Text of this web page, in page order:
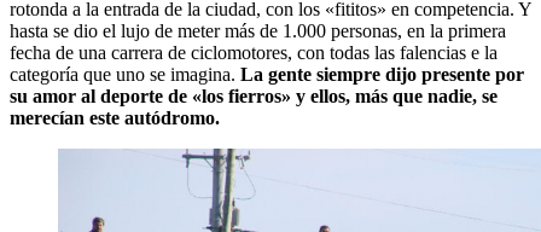
rotonda a la entrada de la ciudad, con los «fititos» en competencia. Y
hasta se dio el lujo de meter más de 1.000 personas, en la primera
fecha de una carrera de ciclomotores, con todas las falencias e la
categoría que uno se imagina. La gente siempre dijo presente por
su amor al deporte de «los fierros» y ellos, más que nadie, se
merecían este autódromo.